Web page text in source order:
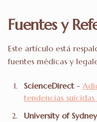
Fuentes y
Este artículo está
fuentes médicas y
ScienceDirect -
tendencias
University of Sydney